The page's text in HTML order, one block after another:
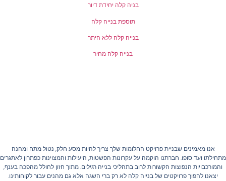
בניה קלה יחידת דיור
תוספת בנייה קלה
בנייה קלה ללא היתר
בנייה קלה מחיר
אנו מאמינים שבניית פרויקט החלומות שלך צריך להיות מסע חלק, נטול מתח ומהנה
ועד סופו. חברתנו הוקמה על עקרונות הפשטות, היעילות והמצוינות כפתרון לאתגרים
והמורכבויות הנפוצות הקשורות לרוב בתהליכי בנייה רגילים. מתוך חזון לחולל מהפכה בענף,
יצאנו להפוך פרויקטים של בנייה קלה לא רק ברי השגה אלא גם מהנים עבור לקוחותינו.